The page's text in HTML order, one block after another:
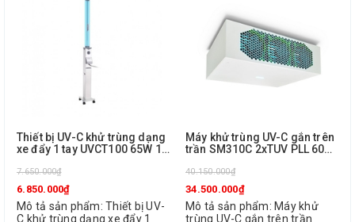
Thiết bị UV-C khử trùng dạng
xe đẩy 1 tay UVCT100 65W 12
7.650.000₫
6.850.000₫
Mô tả sản phẩm: Thiết bị UV-
C khử trùng dạng xe đẩy 1
Máy khử trùng UV-C gắn trên
trần SM310C 2xTUV PLL 60W
40.150.000₫
34.500.000₫
Mô tả sản phẩm: Máy khử
trùng UV-C gắn trên trần